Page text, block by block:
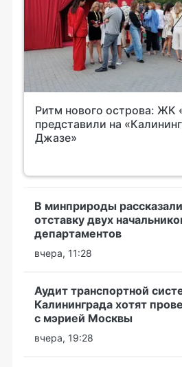
Ритм нового острова:
представили на
Джазе»
В минприроды
отставку двух
департаментов
вчера, 11:28
Аудит транспортной
Калининграда хотят
с мэрией Москвы
вчера, 19:28